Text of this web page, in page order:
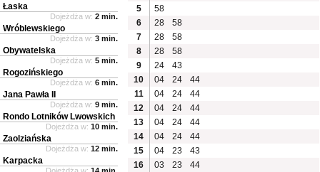
5
58
6
28
58
7
28
58
8
28
58
9
24
43
10
04 24
44
11
04 24
44
12
04 24
44
13
04 24
44
14
04 24
44
15
04 23
43
16
03 23 44
Łaska
Dojeżdża w: 2 min.
Wróblewskiego
Dojeżdża w: 3 min.
Obywatelska
Dojeżdża w: 5 min.
Rogozińskiego
Dojeżdża w: 6 min.
Jana Pawła II
Dojeżdża w: 9 min.
Rondo Lotników Lwowskich
Dojeżdża w: 10 min.
Zaolziańska
Dojeżdża w: 12 min.
Karpacka